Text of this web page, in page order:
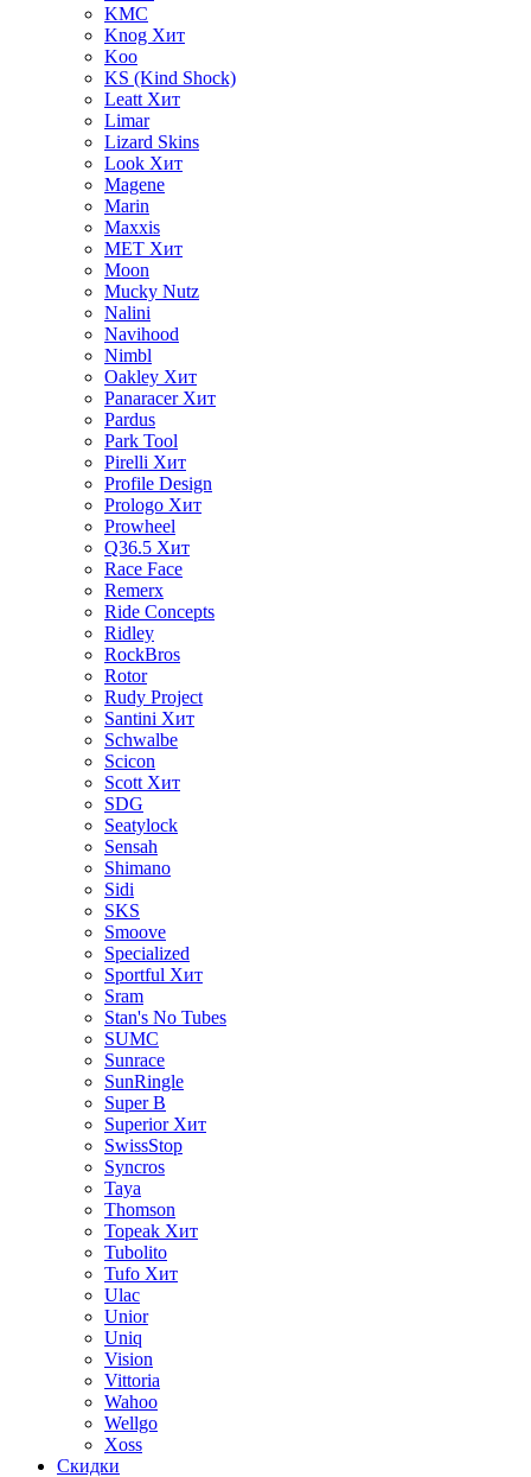
KMC
Knog Хит
Koo
KS (Kind Shock)
Leatt Хит
Limar
Lizard Skins
Look Хит
Magene
Marin
Maxxis
MET Хит
Moon
Mucky Nutz
Nalini
Navihood
Nimbl
Oakley Хит
Panaracer Хит
Pardus
Park Tool
Pirelli Хит
Profile Design
Prologo Хит
Prowheel
Q36.5 Хит
Race Face
Remerx
Ride Concepts
Ridley
RockBros
Rotor
Rudy Project
Santini Хит
Schwalbe
Scicon
Scott Хит
SDG
Seatylock
Sensah
Shimano
Sidi
SKS
Smoove
Specialized
Sportful Хит
Sram
Stan's No Tubes
SUMC
Sunrace
SunRingle
Super B
Superior Хит
SwissStop
Syncros
Taya
Thomson
Topeak Хит
Tubolito
Tufo Хит
Ulac
Unior
Uniq
Vision
Vittoria
Wahoo
Wellgo
Xoss
Скидки